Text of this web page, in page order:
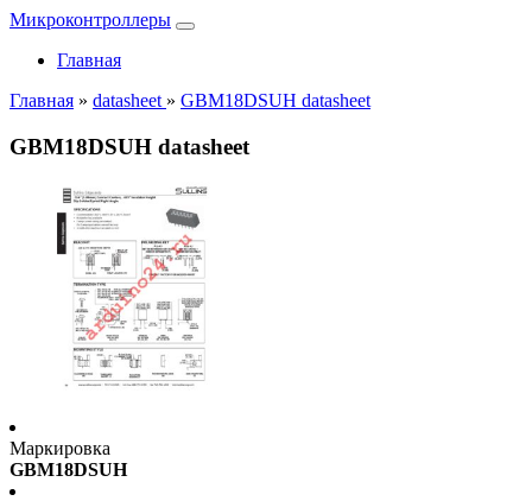
Микроконтроллеры
Главная
Главная » datasheet » GBM18DSUH datasheet
GBM18DSUH datasheet
Маркировка
GBM18DSUH